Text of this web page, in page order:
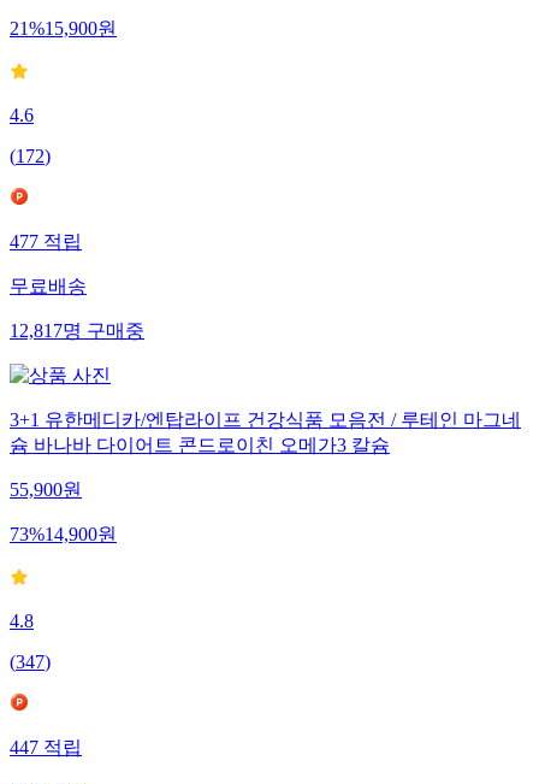
21%15,900원
4.6
(172)
477적립
무료배송
12,817명구매중
3+1 유한메디카/엔탑라이프 건강식품 모음전 / 루테인 마그네
슘 바나바 다이어트 콘드로이친 오메가3 칼슘
55,900원
73%14,900원
4.8
(347)
447적립